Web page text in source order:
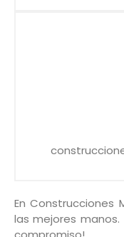
En Construcciones
las mejores manos.